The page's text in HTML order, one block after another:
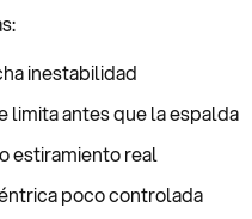
inestabilidad
limita antes que la espalda
estiramiento real
poco controlada